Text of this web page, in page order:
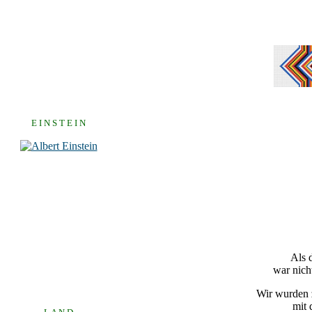
E I N S T E I N
Als
war
Wir wurden
mit